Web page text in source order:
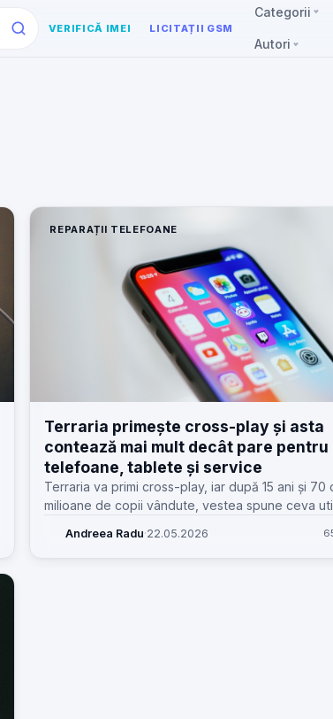
VERIFICĂ IMEI LICITAȚII GSM
Categorii
Autori
REPARAȚII TELEFOANE
Terraria primește cross-play și asta
contează mai mult decât pare pentru
telefoane, tablete și service
Terraria va primi cross-play, iar după 15 ani și 70
milioane de copii vândute, vestea spune ceva
chiar ține pasul.
Andreea Radu·22.05.2026